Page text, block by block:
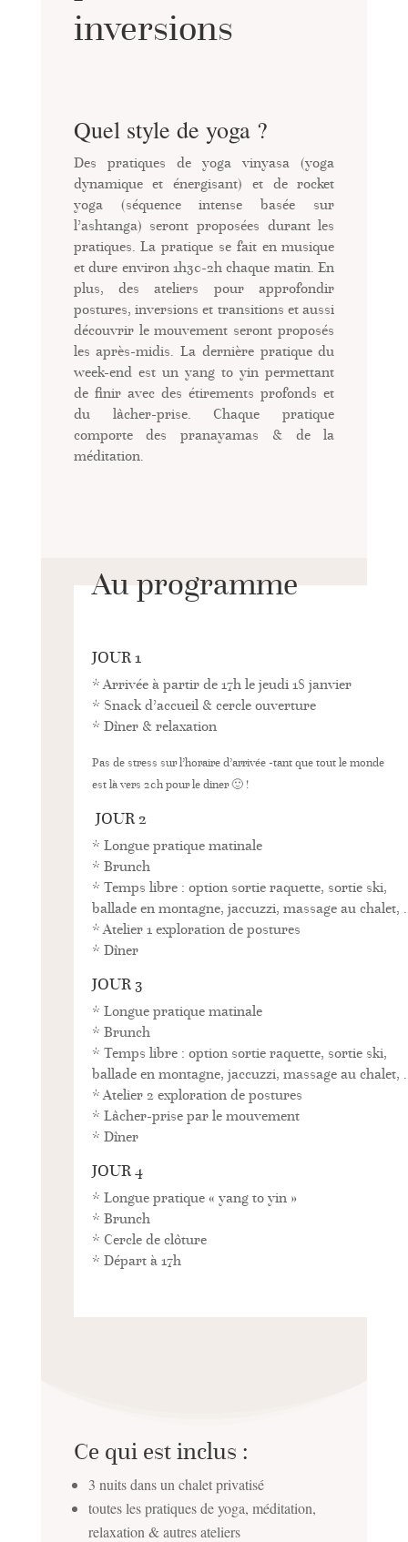
inversions
Quel style de yoga ?
Des pratiques de yoga vinyasa (yoga
dynamique et énergisant) et de rocket
yoga (séquence intense basée sur
l’ashtanga) seront proposées durant les
pratiques. La pratique se fait en musique
et dure environ 1h30-2h chaque matin. En
plus, des ateliers pour approfondir
postures, inversions et transitions et aussi
découvrir le mouvement seront proposés
les après-midis. La dernière pratique du
week-end est un yang to yin permettant
de finir avec des étirements profonds et
du lâcher-prise. Chaque pratique
comporte des pranayamas & de la
méditation.
Au programme
JOUR 1
* Arrivée à partir de 17h le jeudi 18 janvier
* Snack d’accueil & cercle ouverture
* Dîner & relaxation
Pas de stress sur l’horaire d’arrivée -tant que tout le monde
est là vers 20hpour le diner 🙂 !
JOUR 2
* Longue pratique matinale
* Brunch
* Temps libre : option sortie raquette, sortie ski,
ballade en montagne, jaccuzzi, massage au chalet,
* Atelier 1 exploration de postures
* Dîner
JOUR 3
* Longue pratique matinale
* Brunch
* Temps libre : option sortie raquette, sortie ski,
ballade en montagne, jaccuzzi, massage au chalet,
* Atelier 2 exploration de postures
* Lâcher-prise par le mouvement
* Dîner
JOUR 4
* Longue pratique « yang to yin »
* Brunch
* Cercle de clôture
* Départ à 17h
Ce qui est inclus :
3 nuits dans un chalet privatisé
toutes les pratiques de yoga, méditation,
relaxation & autres ateliers